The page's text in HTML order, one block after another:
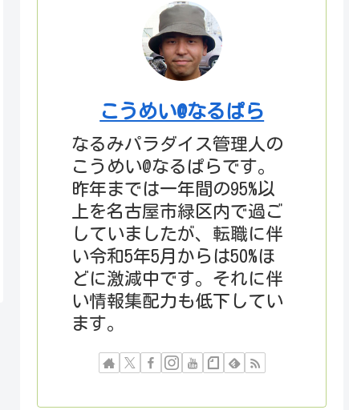
こうめい@なるぱら
なるみパラダイス管理人の
こうめい@なるぱらです。
昨年までは一年間の95%以
上を名古屋市緑区内で過ご
していましたが、転職に伴
い令和5年5月からは50%ほ
どに激減中です。それに伴
い情報集配力も低下してい
ます。